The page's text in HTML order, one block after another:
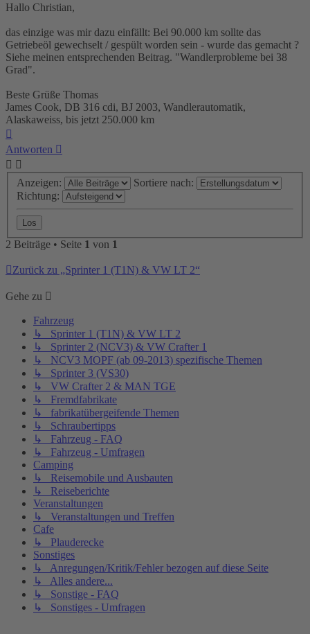
Hallo Christian,
das einzige was mir dazu einfällt: Bei 90.000 km sollte das
Getriebeöl gewechselt / gespült worden sein - wurde das gemacht ?
Siehe meinen entsprechenden Beitrag. "Wandlerprobleme bei 38
Grad".
Beste Grüße Thomas
James Cook, DB 316 cdi, BJ 2003, Wandlerautomatik,
Alaskaweiss, bis jetzt 250.000 km
Antworten
Anzeigen:
Sortiere nach:
Richtung:
2 Beiträge • Seite 1 von 1
Zurück zu „Sprinter 1 (T1N) & VW LT 2“
Gehe zu
Fahrzeug
↳ Sprinter 1 (T1N) & VW LT 2
↳ Sprinter 2 (NCV3) & VW Crafter 1
↳ NCV3 MOPF (ab 09-2013) spezifische Themen
↳ Sprinter 3 (VS30)
↳ VW Crafter 2 & MAN TGE
↳ Fremdfabrikate
↳ fabrikatübergeifende Themen
↳ Schraubertipps
↳ Fahrzeug - FAQ
↳ Fahrzeug - Umfragen
Camping
↳ Reisemobile und Ausbauten
↳ Reiseberichte
Veranstaltungen
↳ Veranstaltungen und Treffen
Cafe
↳ Plauderecke
Sonstiges
↳ Anregungen/Kritik/Fehler bezogen auf diese Seite
↳ Alles andere...
↳ Sonstige - FAQ
↳ Sonstiges - Umfragen